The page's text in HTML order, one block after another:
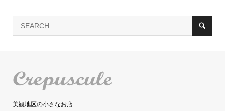
美観地区の小さなお店